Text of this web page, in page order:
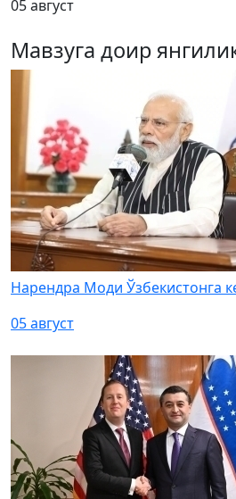
05 август
Мавзуга доир
Нарендра Моди Ўзбекистонга
05 август